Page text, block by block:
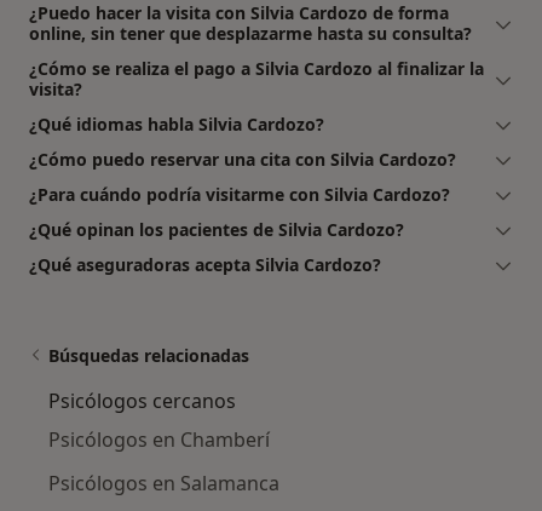
¿Puedo hacer la visita con Silvia Cardozo de forma
online, sin tener que desplazarme hasta su consulta?
¿Cómo se realiza el pago a Silvia Cardozo al finalizar la
visita?
¿Qué idiomas habla Silvia Cardozo?
¿Cómo puedo reservar una cita con Silvia Cardozo?
¿Para cuándo podría visitarme con Silvia Cardozo?
¿Qué opinan los pacientes de Silvia Cardozo?
¿Qué aseguradoras acepta Silvia Cardozo?
Búsquedas relacionadas
Psicólogos cercanos
Psicólogos en Chamberí
Psicólogos en Salamanca